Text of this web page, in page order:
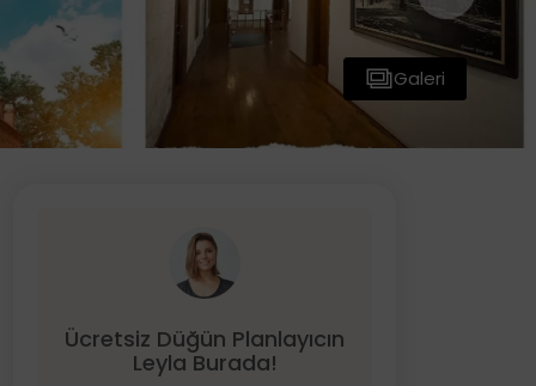
Galeri
Ücretsiz Düğün Planlayıcın
Leyla Burada!